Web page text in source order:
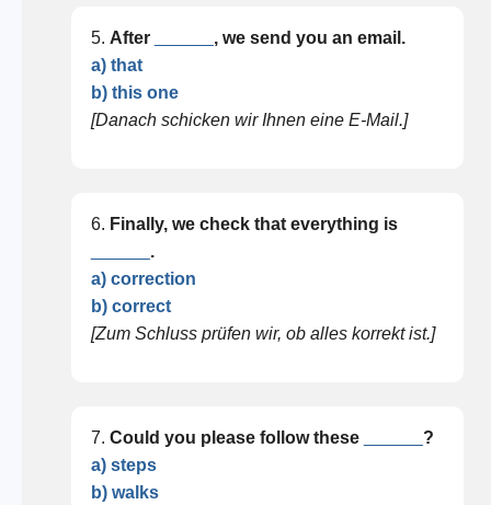
5. After
, we send you an email.
a) that
b) this one
[Danach schicken wir Ihnen eine E-Mail.]
6. Finally, we check that everything is
.
a) correction
b) correct
[Zum Schluss prüfen wir, ob alles korrekt ist.]
7. Could you please follow these
?
a) steps
b) walks